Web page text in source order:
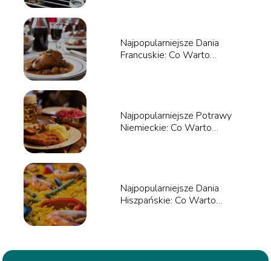
Najpopularniejsze Dania
Francuskie: Co Warto
Najpopularniejsze Potrawy
Niemieckie: Co Warto
Najpopularniejsze Dania
Hiszpańskie: Co Warto